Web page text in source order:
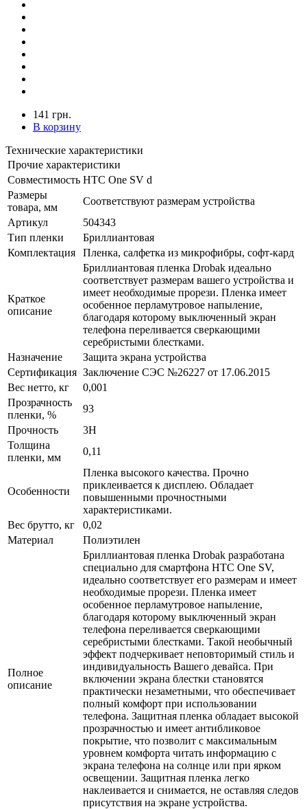
141 грн.
В корзину
Технические характеристики
Прочие характеристики
Совместимость HTC One SV d
Размеры
товара, мм
Соответствуют размерам устройства
Артикул
504343
Тип пленки
Бриллиантовая
Комплектация
Пленка, салфетка из микрофибры, софт-кард
Краткое
описание
Бриллиантовая пленка Drobak идеально
соответствует размерам вашего устройства и
имеет необходимые прорези. Пленка имеет
особенное перламутровое напыление,
благодаря которому выключенный экран
телефона переливается сверкающими
серебристыми блестками.
Назначение
Защита экрана устройства
Сертификация Заключение СЭС №26227 от 17.06.2015
Вес нетто, кг
0,001
Прозрачность
пленки, %
93
Прочность
3H
Толщина
пленки, мм
0,11
Особенности
Пленка высокого качества. Прочно
приклеивается к дисплею. Обладает
повышенными прочностными
характеристиками.
Вес брутто, кг
0,02
Материал
Полиэтилен
Полное
описание
Бриллиантовая пленка Drobak разработана
специально для смартфона HTC One SV,
идеально соответствует его размерам и имеет
необходимые прорези. Пленка имеет
особенное перламутровое напыление,
благодаря которому выключенный экран
телефона переливается сверкающими
серебристыми блестками. Такой необычный
эффект подчеркивает неповторимый стиль и
индивидуальность Вашего девайса. При
включении экрана блестки становятся
практически незаметными, что обеспечивает
полный комфорт при использовании
телефона. Защитная пленка обладает высокой
прозрачностью и имеет антибликовое
покрытие, что позволит с максимальным
уровнем комфорта читать информацию с
экрана телефона на солнце или при ярком
освещении. Защитная пленка легко
наклеивается и снимается, не оставляя следов
присутствия на экране устройства.